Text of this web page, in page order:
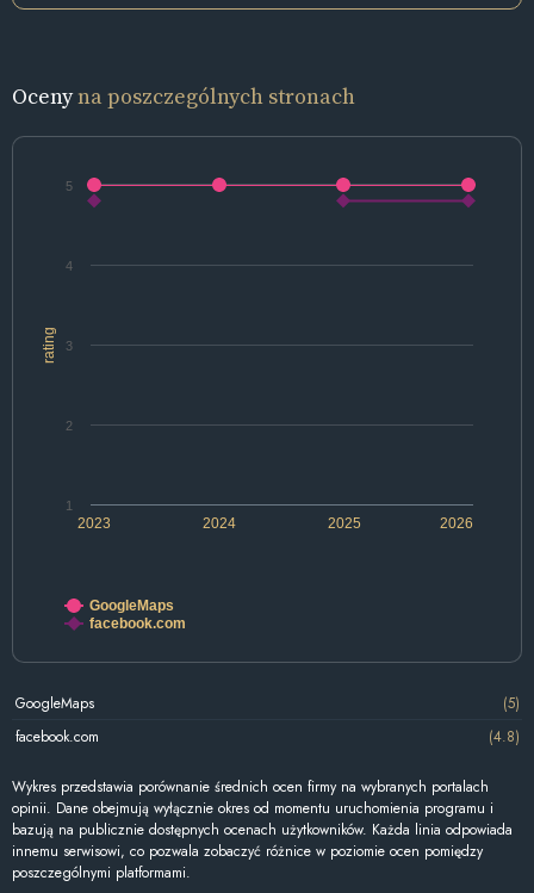
Ocenyna poszczególnych stronach
rating
2024 2026
2023 2025
1
2
3
4
5
GoogleMaps
facebook.com
GoogleMaps
(5)
facebook.com
(4.8)
Wykres przedstawia porównanie średnich ocen firmy na wybranych portalach
opinii. Dane obejmują wyłącznie okres od momentu uruchomienia programu i
bazują na publicznie dostępnych ocenach użytkowników. Każda linia odpowiada
innemu serwisowi, co pozwala zobaczyć różnice w poziomie ocen pomiędzy
poszczególnymi platformami.